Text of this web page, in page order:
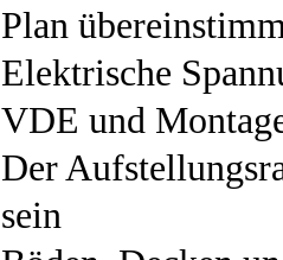
Plan
Elektrische
VDE und
Der
sein